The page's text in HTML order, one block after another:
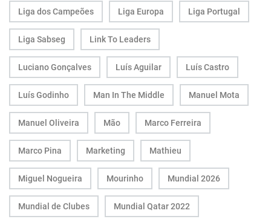
Liga dos Campeões Liga Europa Liga Portugal
Liga Sabseg Link To Leaders
Luciano Gonçalves Luís Aguilar Luís Castro
Luís Godinho Man In The Middle Manuel Mota
Manuel Oliveira Mão Marco Ferreira
Marco Pina Marketing Mathieu
Miguel Nogueira Mourinho Mundial 2026
Mundial de Clubes Mundial Qatar 2022